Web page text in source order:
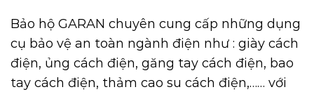
Bảo hộ GARAN chuyên cung cấp những dụng
cụ bảo vệ an toàn ngành điện như : giày cách
điện, ủng cách điện, găng tay cách điện, bao
tay cách điện, thảm cao su cách điện,…… với